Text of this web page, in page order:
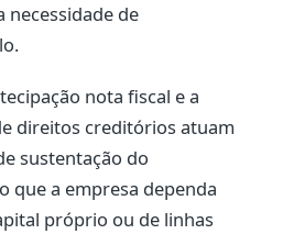
necessidade de
nota fiscal e a
direitos creditórios atuam
sustentação do
que a empresa dependa
próprio ou de linhas